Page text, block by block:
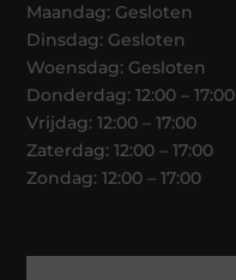
Maandag: Gesloten
Dinsdag: Gesloten
Woensdag: Gesloten
Donderdag: 12:00 – 17:00
Vrijdag: 12:00 – 17:00
Zaterdag: 12:00 – 17:00
Zondag: 12:00 – 17:00